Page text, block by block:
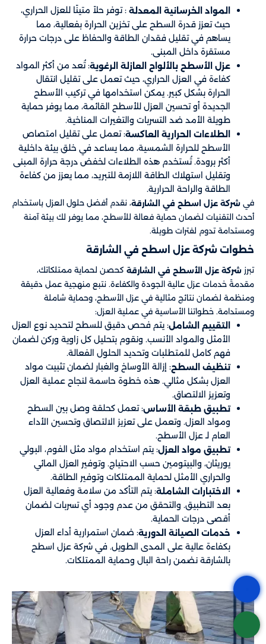
المواد الخرسانية المعدلة : توفر حلاً متينًا للعزل الحراري،
حيث تعزز قدرة السطح على تخزين الحرارة بفعالية، مما
يساهم في تقليل فقدان الطاقة والحفاظ على درجات حرارة
مستقرة داخل المبنى.
عزل الأسطح بالألواح العازلة الرغوية: تُعد من أكثر المواد
كفاءة في العزل الحراري، حيث تعمل على تقليل انتقال
الحرارة بشكل كبير. يمكن استخدامها في تركيب الأسطح
الجديدة أو تحسين العزل للأسطح القائمة، مما يوفر حماية
طويلة الأمد ضد التسربات والتغيرات المناخية.
الطلاءات الحرارية العاكسة: تعمل على تقليل امتصاص
الأسطح للحرارة الشمسية، مما يساعد في خلق بيئة داخلية
أكثر برودة. تُستخدم هذه الطلاءات لخفض درجة حرارة المبنى
وتقليل استهلاك الطاقة اللازمة للتبريد، مما يعزز من كفاءة
الطاقة والراحة الحرارية.
في شركة عزل اسطح في الشارقة، نقدم أفضل حلول العزل باستخدام
أحدث التقنيات لضمان حماية فعالة للأسطح، مما يوفر لك بيئة آمنة
ومستدامة تدوم لفترات طويلة.
خطوات شركة عزل اسطح في الشارقة
تبرز شركة عزل الأسطح في الشارقة كحصن لحماية ممتلكاتك،
مقدمةً خدمات عزل عالية الجودة والكفاءة. نتبع منهجية عمل دقيقة
ومنظمة لضمان نتائج مثالية في عزل الأسطح، وحماية شاملة
ومستدامة. خطواتنا الأساسية في عملية العزل:
التقييم الشامل: يتم فحص دقيق للسطح لتحديد نوع العزل
الأمثل والمواد الأنسب. ونقوم بتحليل كل زاوية وركن لضمان
فهم كامل للمتطلبات وتحديد الحلول الفعالة.
تنظيف السطح: إزالة الأوساخ والغبار لضمان تثبيت مواد
العزل بشكل مثالي. هذه خطوة حاسمة لنجاح عملية العزل
وتعزيز الالتصاق.
تطبيق طبقة الأساس: تعمل كحلقة وصل بين السطح
ومواد العزل. وتعمل على تعزيز الالتصاق وتحسين الأداء
العام لـ عزل الأسطح.
تطبيق مواد العزل: يتم استخدام مواد مثل الفوم، البولي
يوريثان، والبيتومين حسب الاحتياج. وتوفير العزل المائي
والحراري الأمثل لحماية الممتلكات وتوفير الطاقة.
الاختبارات الشاملة: يتم التأكد من سلامة وفعالية العزل
بعد التطبيق. والتحقق من عدم وجود أي تسربات لضمان
أقصى درجات الحماية.
خدمات الصيانة الدورية: ضمان استمرارية أداء العزل
بكفاءة عالية على المدى الطويل. في شركة عزل اسطح
بالشارقة نضمن راحة البال وحماية الممتلكات.